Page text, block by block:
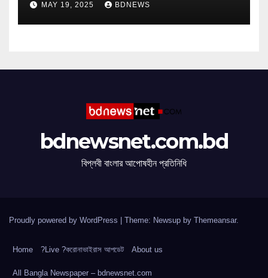
MAY 19, 2025 BDNEWS
bdnewsnet.com.bd
বিপ্লবী বাংলার আপোষহীন প্রতিনিধি
Proudly powered by WordPress Theme: Newsup by Themeansar.
Home ?Live ?করোনাভাইরাস আপডেট About us
All Bangla Newspaper – bdnewsnet.com